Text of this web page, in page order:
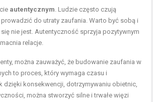
autentycznym. Ludzie często czują
do utraty zaufania. Warto być sobą i
nie jest. Autentyczność sprzyja pozytywnym
relacje.
można zauważyć, że budowanie zaufania w
to proces, który wymaga czasu i
dzięki konsekwencji, dotrzymywaniu obietnic,
można stworzyć silne i trwałe więzi